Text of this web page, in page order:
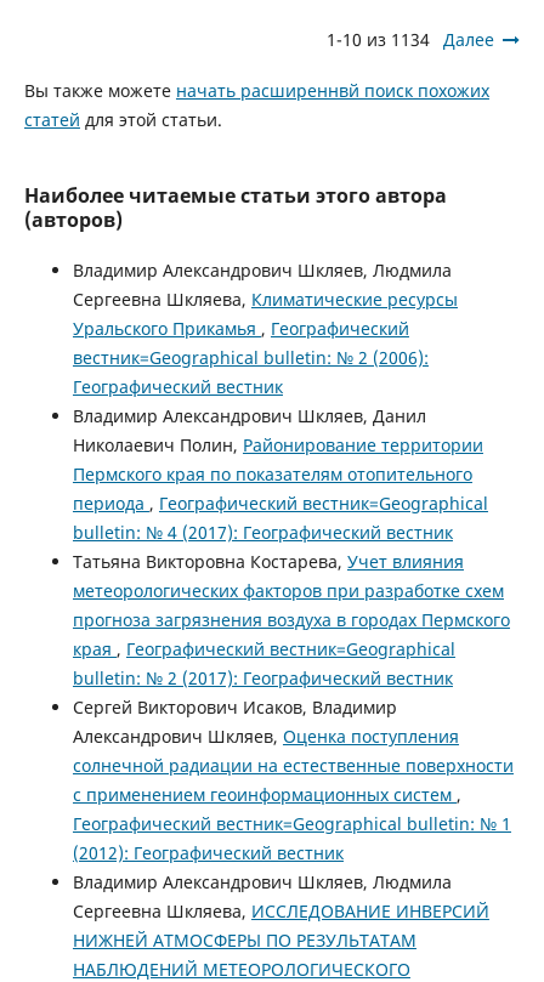
1-10 из 1134 Далее
Вы также можете начать расширеннвй поиск похожих
статей для этой статьи.
Наиболее читаемые статьи этого автора
(авторов)
Владимир Александрович Шкляев, Людмила
Сергеевна Шкляева, Климатические ресурсы
Уральского Прикамья , Географический
вестник=Geographical bulletin: № 2 (2006):
Географический вестник
Владимир Александрович Шкляев, Данил
Николаевич Полин, Районирование территории
Пермского края по показателям отопительного
периода , Географический вестник=Geographical
bulletin: № 4 (2017): Географический вестник
Татьяна Викторовна Костарева, Учет влияния
метеорологических факторов при разработке схем
прогноза загрязнения воздуха в городах Пермского
края , Географический вестник=Geographical
bulletin: № 2 (2017): Географический вестник
Сергей Викторович Исаков, Владимир
Александрович Шкляев, Оценка поступления
солнечной радиации на естественные поверхности
с применением геоинформационных систем ,
Географический вестник=Geographical bulletin: № 1
(2012): Географический вестник
Владимир Александрович Шкляев, Людмила
Сергеевна Шкляева, ИССЛЕДОВАНИЕ ИНВЕРСИЙ
НИЖНЕЙ АТМОСФЕРЫ ПО РЕЗУЛЬТАТАМ
НАБЛЮДЕНИЙ МЕТЕОРОЛОГИЧЕСКОГО